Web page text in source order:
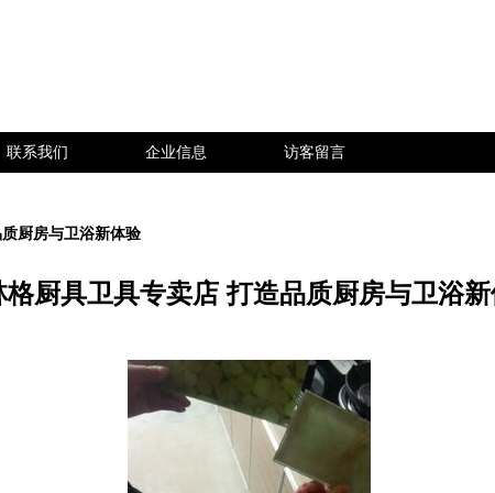
联系我们 企业信息 访客留言
厨房与卫浴新体验
格厨具卫具专卖店 打造品质厨房与卫浴